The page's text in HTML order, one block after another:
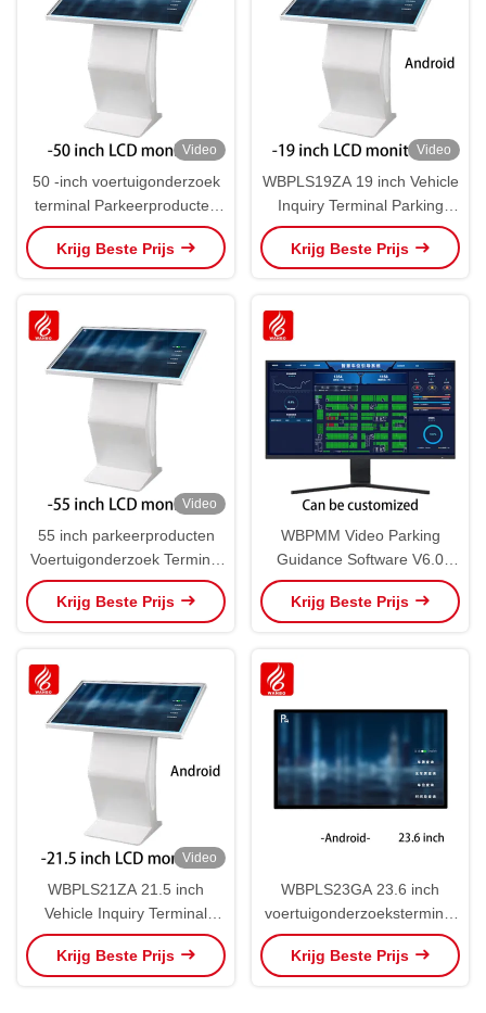
Video
50 -inch voertuigonderzoek
terminal Parkeerproducten
WBPLS50ZW
Krijg Beste Prijs
Video
WBPLS19ZA 19 inch Vehicle
Inquiry Terminal Parking
Producten
Krijg Beste Prijs
Video
55 inch parkeerproducten
Voertuigonderzoek Terminal
WBPLS55ZW
Krijg Beste Prijs
WBPMM Video Parking
Guidance Software V6.0
Biedt RealTime
Parkeerstatus Parkeerterrein
Krijg Beste Prijs
Video
WBPLS21ZA 21.5 inch
Vehicle Inquiry Terminal
Parking Producten
Krijg Beste Prijs
WBPLS23GA 23.6 inch
voertuigonderzoeksterminal
Wandmontage
Parkeerproducten
Krijg Beste Prijs